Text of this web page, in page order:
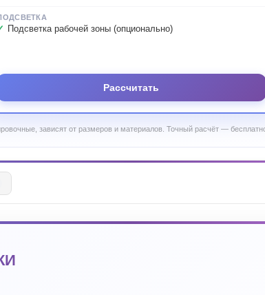
Подсветка рабочей зоны (опционально)
Рассчитать
зависят от размеров и материалов. Точный расчёт —